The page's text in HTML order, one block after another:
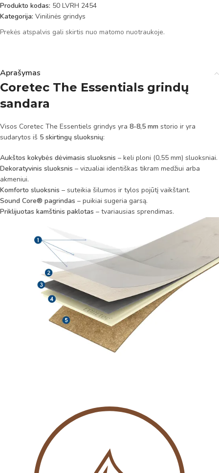
Produkto kodas: 50 LVRH 2454
Kategorija: Vinilinės grindys
Prekės atspalvis gali skirtis nuo matomo nuotraukoje.
Aprašymas
Coretec The Essentials grindų
sandara
Visos Coretec The Essentiels grindys yra 8-8,5 mm storio ir yra
sudarytos iš 5 skirtingų sluoksnių:
Aukštos kokybės dėvimasis sluoksnis – keli ploni (0,55 mm) sluoksniai.
Dekoratyvinis sluoksnis – vizualiai identiškas tikram medžiui arba
akmeniui.
Komforto sluoksnis – suteikia šilumos ir tylos pojūtį vaikštant.
Sound Core® pagrindas – puikiai sugeria garsą.
Priklijuotas kamštinis paklotas – tvariausias sprendimas.